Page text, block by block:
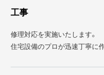
工事
修理対応を実施いたします。
住宅設備のプロが迅速丁寧に